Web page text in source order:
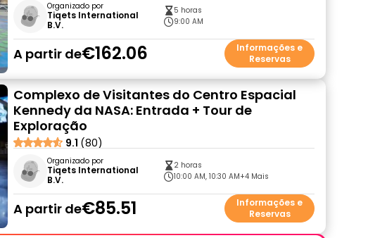
Organizado por
Tiqets International
B.V.
5 horas
9:00 AM
A partir de€162.06
Informações e
Reservas
Complexo de Visitantes do Centro Espacial
Kennedy da NASA: Entrada + Tour de
Exploração
9.1 (80)
Organizado por
Tiqets International
B.V.
2 horas
10:00 AM, 10:30 AM+4 Mais
A partir de€85.51
Informações e
Reservas